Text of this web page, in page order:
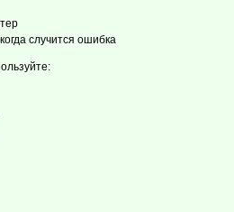
случится ошибка